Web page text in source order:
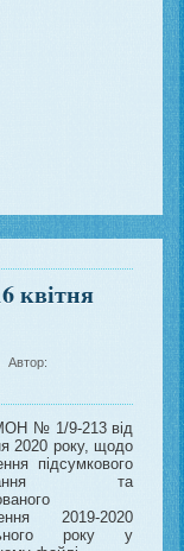
квітня
Автор:
№ 1/9-213 від
2020 року, щодо
підсумкового
та
2019-2020
року у